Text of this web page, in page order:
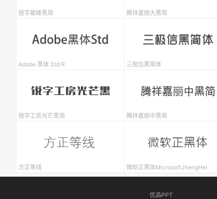
锐字巅峰黑简 腾祥嘉丽大黑简
Adobe 黑体 Std R 三极信黑简体
锐字工房光芒黑简 腾祥嘉丽中黑简
方正等线 微软正黑体MicrosoftJhengHei
优品PPT